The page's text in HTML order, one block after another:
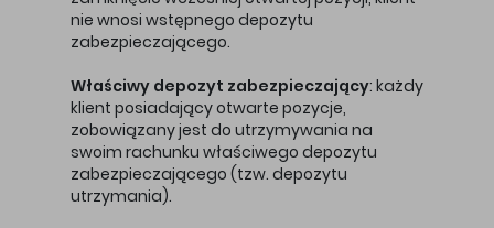
nie wnosi wstępnego depozytu
zabezpieczającego.
Właściwy depozyt zabezpieczający: każdy
klient posiadający otwarte pozycje,
zobowiązany jest do utrzymywania na
swoim rachunku właściwego depozytu
zabezpieczającego (tzw. depozytu
utrzymania).